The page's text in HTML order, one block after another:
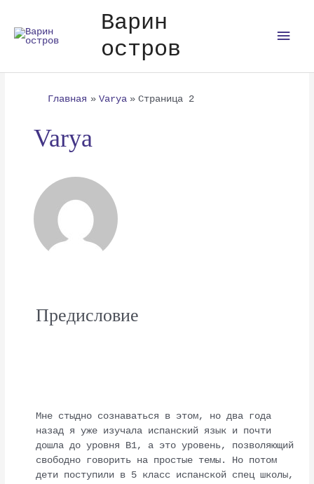
содержимому
Варин
остров
меню
Главная Varya Страница 2
Varya
Предисловие
Мне стыдно сознаваться в этом, но два года
назад я уже изучала испанский язык и почти
дошла до уровня В1, а это уровень, позволяющий
свободно говорить на простые темы. Но потом
дети поступили в 5 класс испанской спец школы,